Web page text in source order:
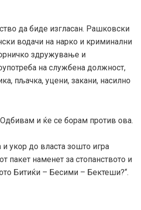
да биде изгласан. Рашковски
водачи на нарко и криминални
здружување и
на службена должност,
пљачка, уцени, закани, насилно
и ќе се борам против ова.
укор до власта зошто игра
пакет наменет за стопанството и
Битиќи – Бесими – Бектеши?“.